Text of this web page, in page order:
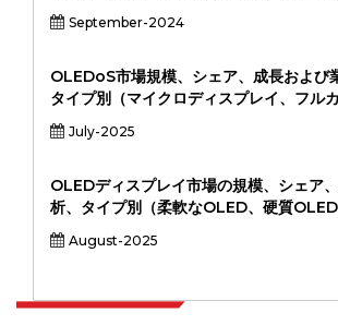
25-50フィート、50フィート以上）、グ
（HDMI 1.4、HDMI 2.0、HDMI 2.0、
デイベード、デイボットシステムなど）
オンライン）、および地域分析、2024-
September-2024
OLEDoS市場規模、シェア、成長および
タイプ別（マイクロディスプレイ、フル
レイ、モノクロディスプレイ）、アプリケ
（拡張現実、仮想現実、医療画像処理、防
スケア、軍事および防衛、産業、自動車
分析、2024～2031年
July-2025
OLEDディスプレイ市場の規模、シェア
析、タイプ別（柔軟なOLED、硬質
OLED、透明なOLED）、アプリケーショ
フォン、テレビ、ウェアラブル、自動車デ
August-2025